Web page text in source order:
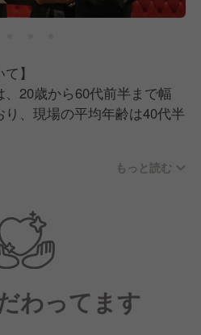
】
20歳から60代前半まで幅
、現場の平均年齢は40代半
く、中には20年以上在籍す
ームの中心となってお店を
事はポジション関係なく全
ークが根付いています。
もっと読む
わってます